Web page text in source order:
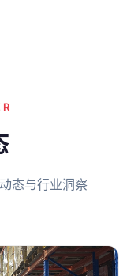
态与行业洞察